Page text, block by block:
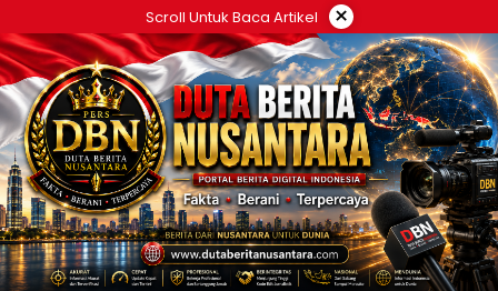
ke
konten
Scroll Untuk Baca Artikel ×